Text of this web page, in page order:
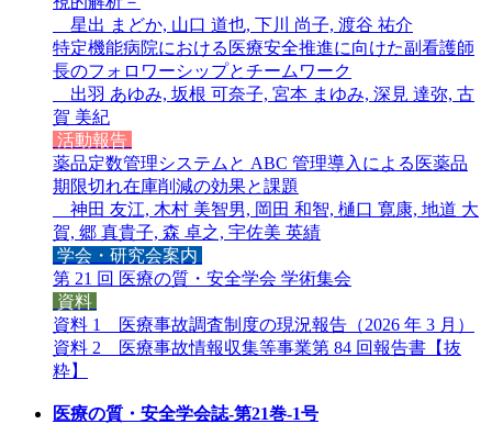
星出 まどか, 山口 道也, 下川 尚子, 渡谷 祐介
特定機能病院における医療安全推進に向けた副看護師
長のフォロワーシップとチームワーク
出羽 あゆみ, 坂根 可奈子, 宮本 まゆみ, 深見 達弥, 古
賀 美紀
活動報告
薬品定数管理システムと ABC 管理導入による医薬品
期限切れ在庫削減の効果と課題
神田 友江, 木村 美智男, 岡田 和智, 樋口 寛康, 地道 大
賀, 郷 真貴子, 森 卓之, 宇佐美 英績
学会・研究会案内
第 21 回 医療の質・安全学会 学術集会
資料
資料 1 医療事故調査制度の現況報告（2026 年 3 月）
資料 2 医療事故情報収集等事業第 84 回報告書【抜
粋】
医療の質・安全学会誌-第21巻-1号